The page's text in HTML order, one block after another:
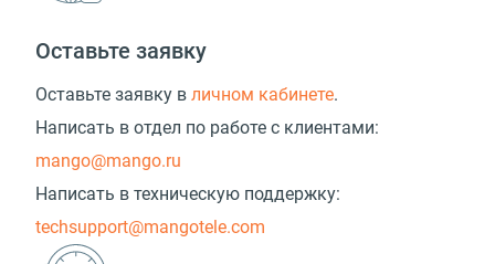
Оставьте заявку
Оставьте заявку в личном кабинете.
Написать в отдел по работе с клиентами:
mango@mango.ru
Написать в техническую поддержку:
techsupport@mangotele.com